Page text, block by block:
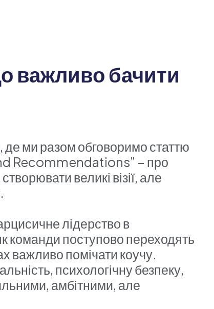
важливо бачити
де ми разом обговоримо статтю
Recommendations” – про
великі візії, але
лідерство в
команди поступово переходять
важливо помічати коучу.
психологічну безпеку,
амбітними, але